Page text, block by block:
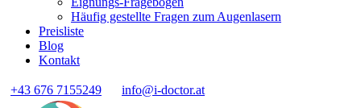
Häufig gestellte Fragen zum Augenlasern
Preisliste
Blog
Kontakt
+43 676 7155249 info@i-doctor.at